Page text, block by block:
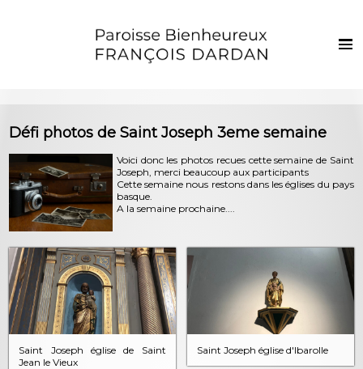
Actualités
Vie de la paroisse
Les clochers
Sacrements et vie chrétienne
Enfants et jeunes
Photos
Contact
Défi photos de Saint Joseph 3eme semaine
Voici donc les photos recues cette semaine de Saint
Joseph, merci beaucoup aux participants
Cette semaine nous restons dans les églises du pays
basque.
A la semaine prochaine....
Saint Joseph église de Saint
Jean le Vieux
Saint Joseph église d'Ibarolle